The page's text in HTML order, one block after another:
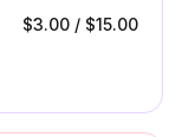
$3.00 / $15.00